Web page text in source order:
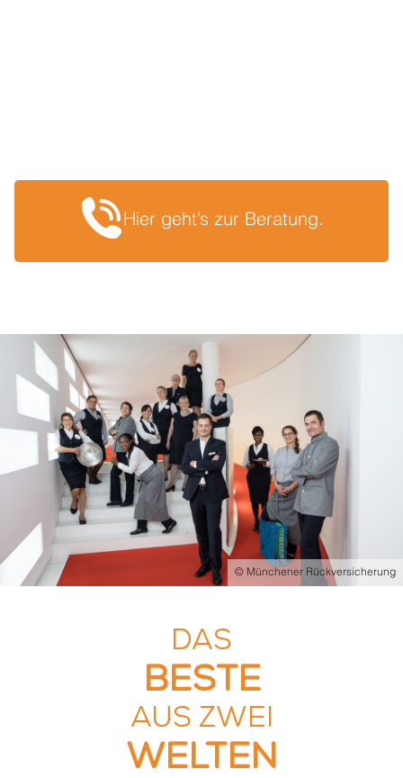
Sonderproduktionen
UNSERE MARKEN
Showroom
Nachhaltigkeit
Finanzierung
Referenzen
Blog & News
Newsletter
Presse
We are Family
Social Support
TIPPS & SERVICE
Stick & Druck over all
Hier geht’s zur Beratung.
© Münchener Rückversicherung
DAS
BESTE
AUS ZWEI
WELTEN